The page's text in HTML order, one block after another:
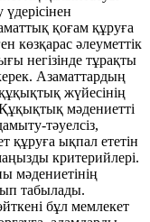
қоғам құруға
көзқарас әлеуметтік
негізінде тұрақты
Азаматтардың
жүйесінің
мәдениетті
тәуелсіз,
құруға ықпал ететін
критерийлері.
мәдениетінің
табылады.
бұл мемлекет